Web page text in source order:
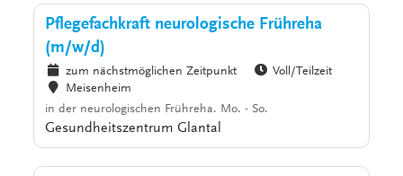
Pflegefachkraft neurologische Frühreha
(m/w/d)
zum nächstmöglichen Zeitpunkt
Voll/Teilzeit
Meisenheim
in der neurologischen Frühreha. Mo. - So.
Gesundheitszentrum Glantal